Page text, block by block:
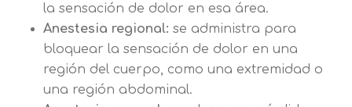
la sensación de dolor en esa área.
Anestesia regional: se administra para
bloquear la sensación de dolor en una
región del cuerpo, como una extremidad o
una región abdominal.